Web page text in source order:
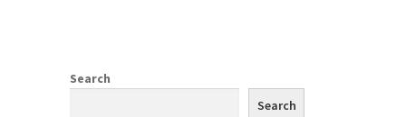
Search
Search